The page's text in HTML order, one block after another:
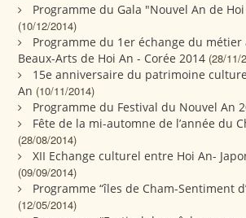
Programme du Gala "Nouvel An de
(10/12/2014)
Programme du 1er échange du
Beaux-Arts de Hoi An - Corée 2014 (28/11/
15e anniversaire du patrimoine
An (10/11/2014)
Programme du Festival du Nouvel An
Fête de la mi-automne de l’année du
(28/08/2014)
XII Echange culturel entre Hoi An-
(09/09/2014)
Programme “îles de Cham-Sentiment
(12/05/2014)